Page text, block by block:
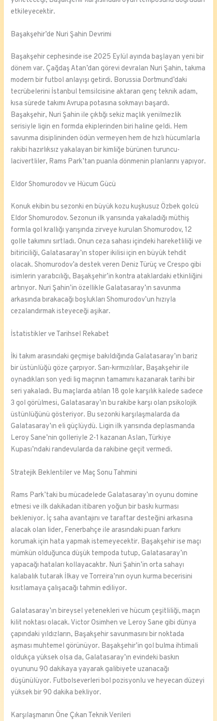
etkileyecektir.
Başakşehir’de Nuri Şahin Devrimi
Başakşehir cephesinde ise 2025 Eylül ayında başlayan yeni bir
dönem var. Çağdaş Atan’dan görevi devralan Nuri Şahin, takıma
modern bir futbol anlayışı getirdi. Borussia Dortmund’daki
tecrübelerini İstanbul temsilcisine aktaran genç teknik adam,
kısa sürede takımı Avrupa potasına sokmayı başardı.
Başakşehir, Nuri Şahin ile çıktığı sekiz maçlık yenilmezlik
serisiyle ligin en formda ekiplerinden biri haline geldi. Hem
savunma disiplininden ödün vermeyen hem de hızlı hücumlarla
rakibi hazırlıksız yakalayan bir kimliğe bürünen turuncu-
lacivertliler, Rams Park’tan puanla dönmenin planlarını yapıyor.
Eldor Shomurodov ve Hücum Gücü
Konuk ekibin bu sezonki en büyük kozu kuşkusuz Özbek golcü
Eldor Shomurodov. Sezonun ilk yarısında yakaladığı müthiş
formla gol krallığı yarışında zirveye kurulan Shomurodov, 12
golle takımını sırtladı. Onun ceza sahası içindeki hareketliliği ve
bitiriciliği, Galatasaray’ın stoper ikilisi için en büyük tehdit
olacak. Shomurodov’a destek veren Deniz Türüç ve Crespo gibi
isimlerin yaratıcılığı, Başakşehir’in kontra ataklardaki etkinliğini
artırıyor. Nuri Şahin’in özellikle Galatasaray’ın savunma
arkasında bırakacağı boşlukları Shomurodov’un hızıyla
cezalandırmak isteyeceği aşikar.
İstatistikler ve Tarihsel Rekabet
İki takım arasındaki geçmişe bakıldığında Galatasaray’ın bariz
bir üstünlüğü göze çarpıyor. Sarı-kırmızılılar, Başakşehir ile
oynadıkları son yedi lig maçının tamamını kazanarak tarihi bir
seri yakaladı. Bu maçlarda atılan 18 gole karşılık kalede sadece
3 gol görülmesi, Galatasaray’ın bu rakibe karşı olan psikolojik
üstünlüğünü gösteriyor. Bu sezonki karşılaşmalarda da
Galatasaray’ın eli güçlüydü. Ligin ilk yarısında deplasmanda
Leroy Sane’nin golleriyle 2-1 kazanan Aslan, Türkiye
Kupası’ndaki randevularda da rakibine geçit vermedi.
Stratejik Beklentiler ve Maç Sonu Tahmini
Rams Park’taki bu mücadelede Galatasaray’ın oyunu domine
etmesi ve ilk dakikadan itibaren yoğun bir baskı kurması
bekleniyor. İç saha avantajını ve taraftar desteğini arkasına
alacak olan lider, Fenerbahçe ile arasındaki puan farkını
korumak için hata yapmak istemeyecektir. Başakşehir ise maçı
mümkün olduğunca düşük tempoda tutup, Galatasaray’ın
yapacağı hataları kollayacaktır. Nuri Şahin’in orta sahayı
kalabalık tutarak İlkay ve Torreira’nın oyun kurma becerisini
kısıtlamaya çalışacağı tahmin ediliyor.
Galatasaray’ın bireysel yetenekleri ve hücum çeşitliliği, maçın
kilit noktası olacak. Victor Osimhen ve Leroy Sane gibi dünya
çapındaki yıldızların, Başakşehir savunmasını bir noktada
aşması muhtemel görünüyor. Başakşehir’in gol bulma ihtimali
oldukça yüksek olsa da, Galatasaray’ın evindeki baskın
oyununu 90 dakikaya yayarak galibiyete uzanacağı
düşünülüyor. Futbolseverleri bol pozisyonlu ve heyecan düzeyi
yüksek bir 90 dakika bekliyor.
Karşılaşmanın Öne Çıkan Teknik Verileri